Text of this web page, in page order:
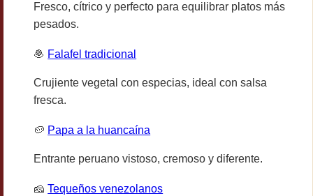
Fresco, cítrico y perfecto para equilibrar platos más
pesados.
🧆 Falafel tradicional
Crujiente vegetal con especias, ideal con salsa
fresca.
🥔 Papa a la huancaína
Entrante peruano vistoso, cremoso y diferente.
🧀Tequeños venezolanos